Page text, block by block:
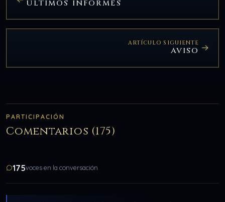
ÚLTIMOS INFORMES
ARTÍCULO SIGUIENTE
AVISO
PARTICIPACIÓN
Comentarios (175)
175voces en la conversación